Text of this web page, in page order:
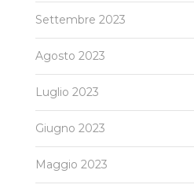
Settembre 2023
Agosto 2023
Luglio 2023
Giugno 2023
Maggio 2023